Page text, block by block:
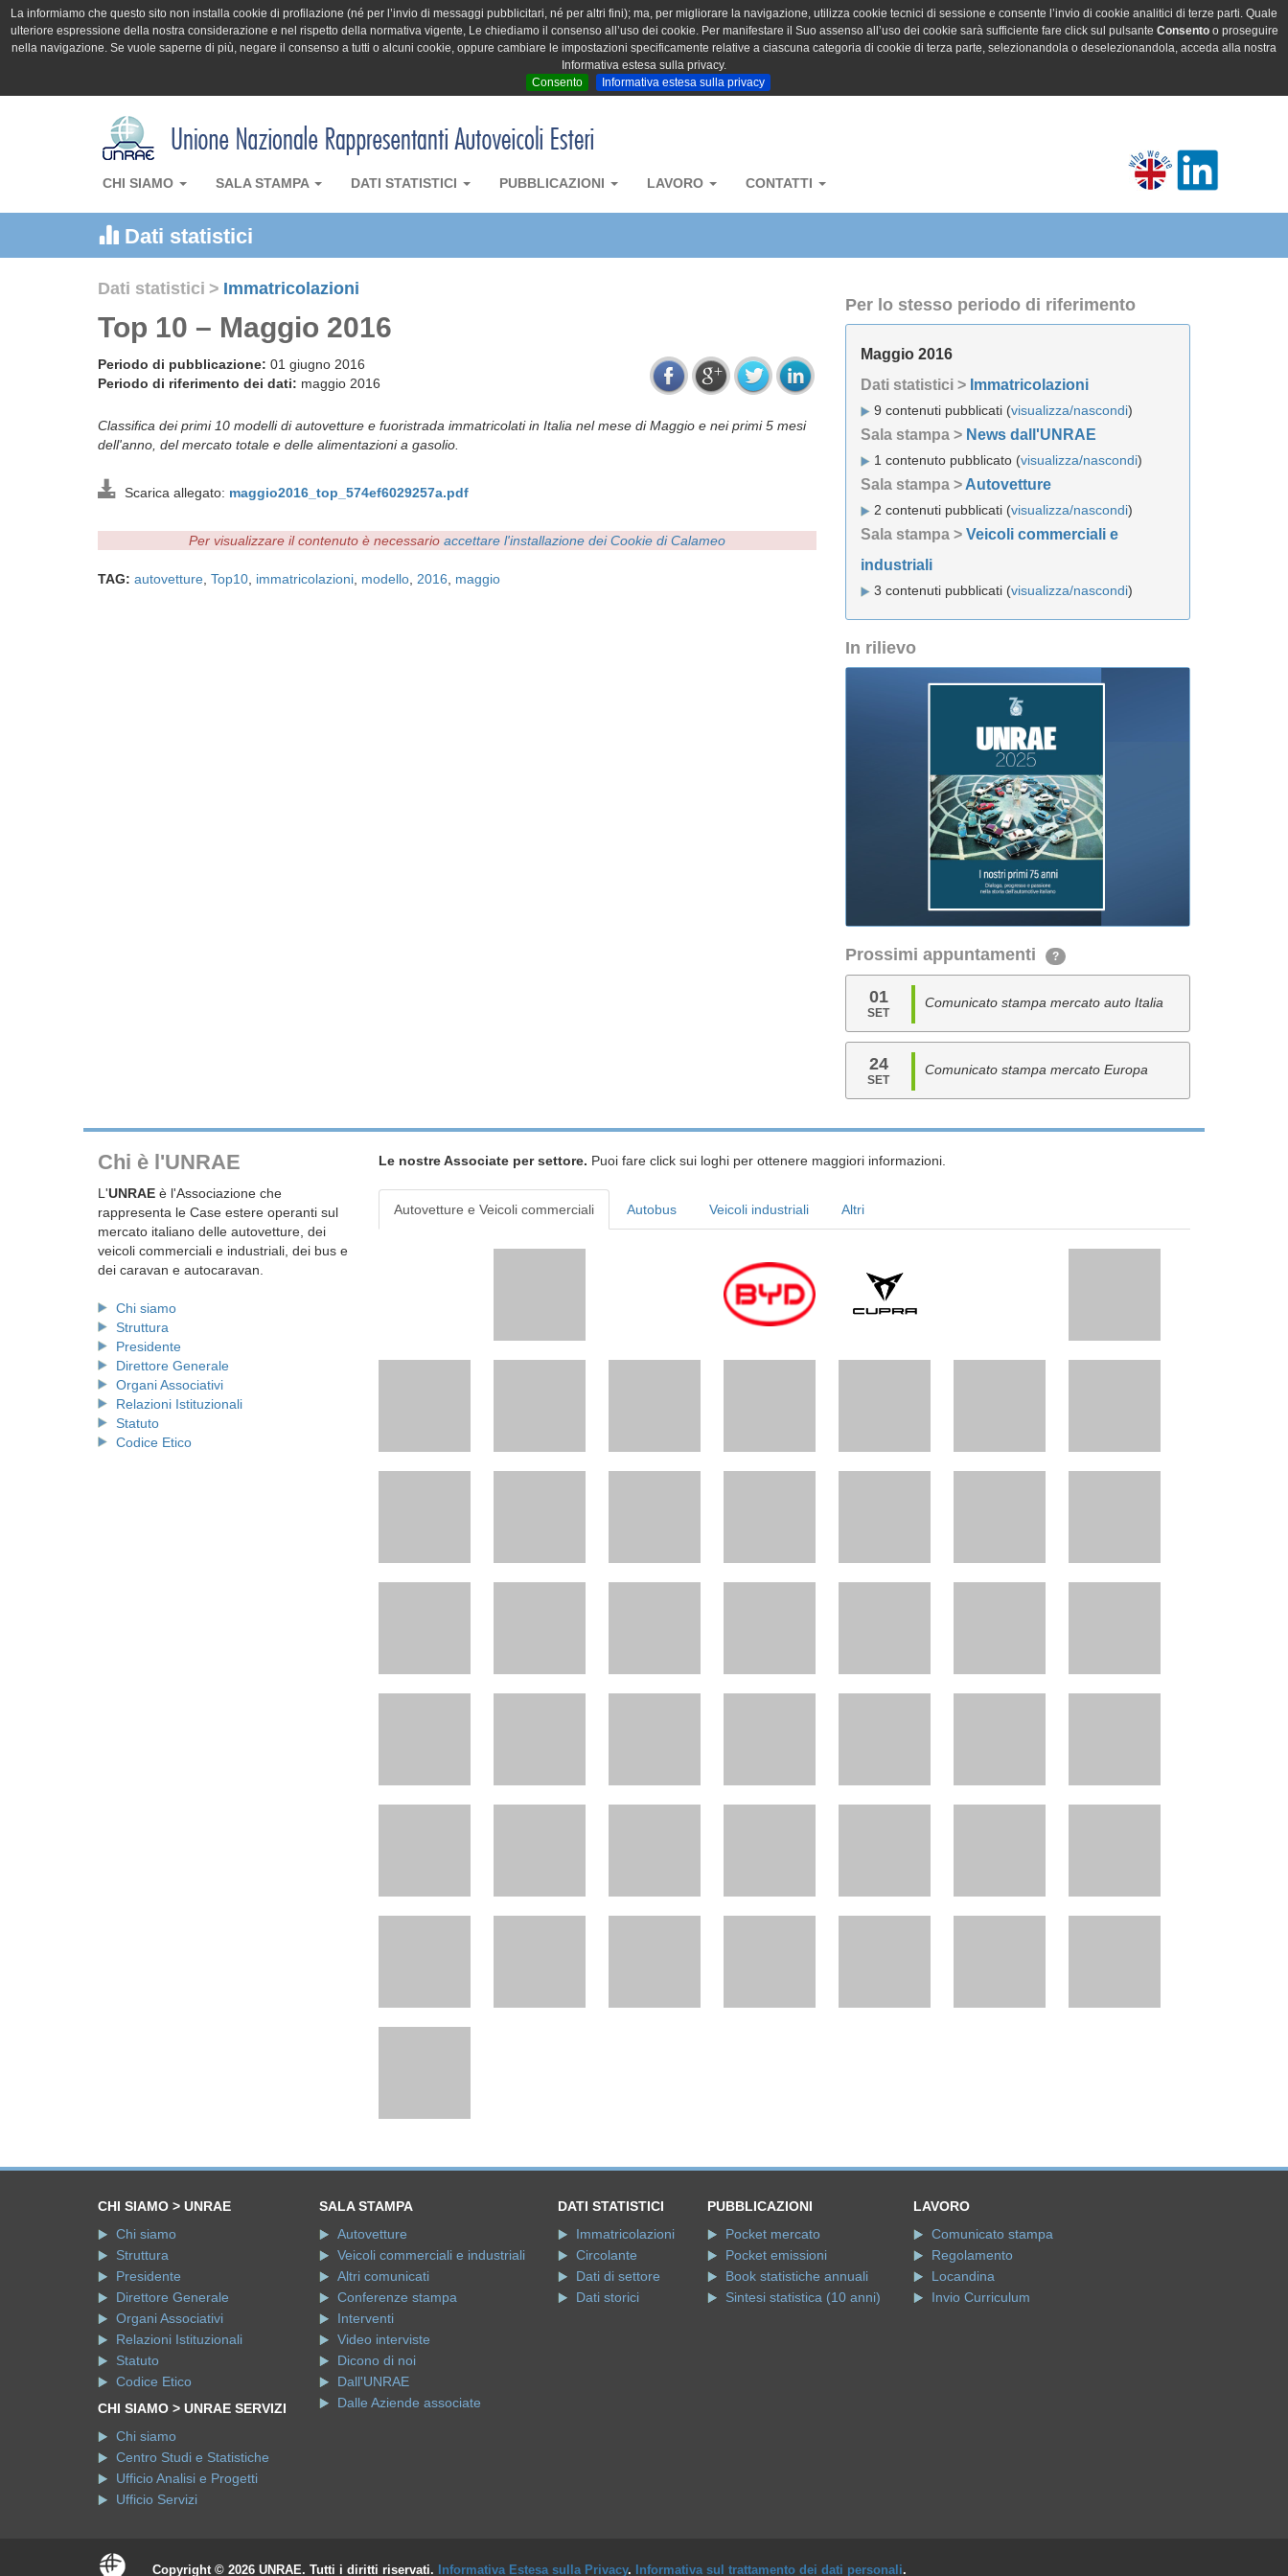
La informiamo che questo sito non installa cookie di profilazione (né per l’invio di messaggi pubblicitari, né per altri fini); ma, per migliorare la navigazione, utilizza cookie tecnici di sessione e consente l’invio di cookie analitici di terze parti. Quale
ulteriore espressione della nostra considerazione e nel rispetto della normativa vigente, Le chiediamo il consenso all’uso dei cookie. Per manifestare il Suo assenso all’uso dei cookie sarà sufficiente fare click sul pulsante Consentoo proseguire
nella navigazione. Se vuole saperne di più, negare il consenso a tutti o alcuni cookie, oppure cambiare le impostazioni specificamente relative a ciascuna categoria di cookie di terza parte, selezionandola o deselezionandola, acceda alla nostra
Informativa estesa sulla privacy.
Consento
Informativa estesa sulla privacy
CHI SIAMO SALA STAMPA DATI STATISTICI PUBBLICAZIONI LAVORO CONTATTI
Dati statistici
Dati statistici > Immatricolazioni
Top 10 – Maggio 2016
Periodo di pubblicazione: 01 giugno 2016
Periodo di riferimento dei dati: maggio 2016
Classifica dei primi 10 modelli di autovetture e fuoristrada immatricolati in Italia nel mese di Maggio e nei primi 5 mesi
dell'anno, del mercato totale e delle alimentazioni a gasolio.
Scarica allegato: maggio2016_top_574ef6029257a.pdf
Per visualizzare il contenuto è necessario accettare l'installazione dei Cookie di Calameo
TAG: autovetture Top10 immatricolazioni modello 2016 maggio
Per lo stesso periodo di riferimento
Maggio 2016
Dati statistici > Immatricolazioni
9 contenuti pubblicati (visualizza/nascondi)
Sala stampa > News dall'UNRAE
1 contenuto pubblicato (visualizza/nascondi)
Sala stampa > Autovetture
2 contenuti pubblicati (visualizza/nascondi)
Sala stampa > Veicoli commerciali e
industriali
3 contenuti pubblicati (visualizza/nascondi)
In rilievo
Prossimi appuntamenti ?
01
SET
Comunicato stampa mercato auto Italia
24
SET
Comunicato stampa mercato Europa
Chi è l'UNRAE
L'UNRAE è l'Associazione che
rappresenta le Case estere operanti sul
mercato italiano delle autovetture, dei
veicoli commerciali e industriali, dei bus e
dei caravan e autocaravan.
Chi siamo
Struttura
Presidente
Direttore Generale
Organi Associativi
Relazioni Istituzionali
Statuto
Codice Etico
Le nostre Associate per settore. Puoi fare click sui loghi per ottenere maggiori informazioni.
Autovetture e Veicoli commerciali Autobus Veicoli industriali Altri
CHI SIAMO > UNRAE
Chi siamo
Struttura
Presidente
Direttore Generale
Organi Associativi
Relazioni Istituzionali
Statuto
Codice Etico
CHI SIAMO > UNRAE SERVIZI
Chi siamo
Centro Studi e Statistiche
Ufficio Analisi e Progetti
Ufficio Servizi
SALA STAMPA
Autovetture
Veicoli commerciali e industriali
Altri comunicati
Conferenze stampa
Interventi
Video interviste
Dicono di noi
Dall'UNRAE
Dalle Aziende associate
DATI STATISTICI
Immatricolazioni
Circolante
Dati di settore
Dati storici
PUBBLICAZIONI
Pocket mercato
Pocket emissioni
Book statistiche annuali
Sintesi statistica (10 anni)
LAVORO
Comunicato stampa
Regolamento
Locandina
Invio Curriculum
Copyright © 2026 UNRAE. Tutti i diritti riservati. Informativa Estesa sulla Privacy. Informativa sul trattamento dei dati personali.